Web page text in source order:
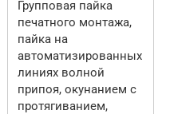
Групповая пайка
печатного монтажа,
пайка на
автоматизированных
линиях волной
припоя, окунанием с
протягиванием,